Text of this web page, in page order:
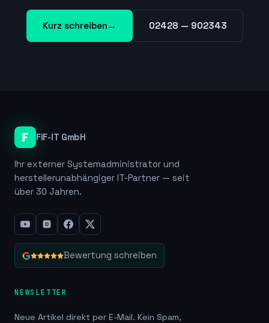
Kurz schreiben → 02428 — 902343
FiF-IT GmbH
Ihr externer Systemadministrator und
herstellerunabhängiger IT-Partner — seit
über 30 Jahren.
Bewertung schreiben
NEWSLETTER
Neue Artikel direkt per E-Mail. Kein Spam,